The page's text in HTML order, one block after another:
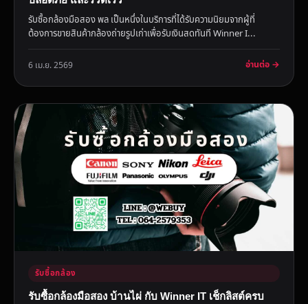
รับซื้อกล้องมือสอง พล เป็นหนึ่งในบริการที่ได้รับความนิยมจากผู้ที่
ต้องการขายสินค้ากล้องถ่ายรูปเก่าเพื่อรับเงินสดทันที Winner I...
6 เม.ย. 2569 อ่านต่อ →
รับซื้อกล้อง
รับซื้อกล้องมือสอง บ้านไผ่ กับ Winner IT เช็กลิสต์ครบ